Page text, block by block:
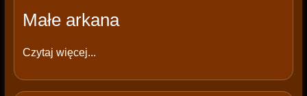
Małe arkana
Czytaj więcej...